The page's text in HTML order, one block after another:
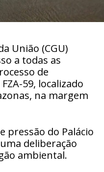
União (CGU)
a todas as
de
59, localizado
na margem
pressão do Palácio
deliberação
ambiental.